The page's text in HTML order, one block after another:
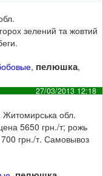
зелений та жовтий
, пелюшка,
27/03/2013 12:18
обл.
5650 грн./т; рожь
грн./т. Самовывоз